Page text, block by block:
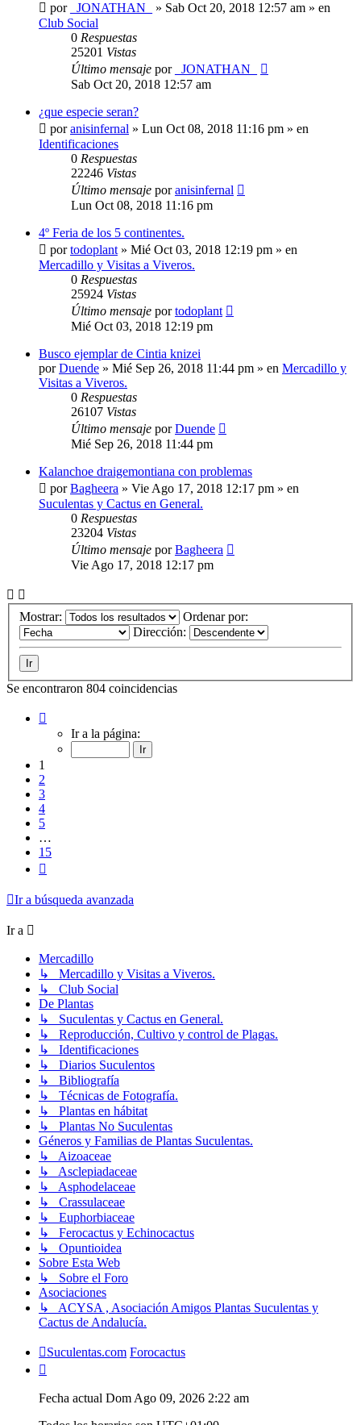
por
_JONATHAN_ » Sab Oct 20, 2018 12:57 am » en
Club Social
0 Respuestas
25201 Vistas
Último mensaje por
_JONATHAN_
Sab Oct 20, 2018 12:57 am
¿que especie seran?
poranisinfernal » Lun Oct 08, 2018 11:16 pm » en
Identificaciones
0 Respuestas
22246 Vistas
Último mensaje poranisinfernal
Lun Oct 08, 2018 11:16 pm
4º Feria de los 5 continentes.
portodoplant » Mié Oct 03, 2018 12:19 pm » en
Mercadillo y Visitas a Viveros.
0 Respuestas
25924 Vistas
Último mensaje portodoplant
Mié Oct 03, 2018 12:19 pm
Busco ejemplar de Cintia knizei
porDuende » Mié Sep 26, 2018 11:44 pm » en Mercadillo y
Visitas a Viveros.
0 Respuestas
26107 Vistas
Último mensaje porDuende
Mié Sep 26, 2018 11:44 pm
Kalanchoe draigemontiana con problemas
porBagheera » Vie Ago 17, 2018 12:17 pm » en
Suculentas y Cactus en General.
0 Respuestas
23204 Vistas
Último mensaje porBagheera
Vie Ago 17, 2018 12:17 pm
Mostrar:
Ordenar por:
Dirección:
Se encontraron 804 coincidencias
Ir a la página:
1
2
3
4
5
…
15
Ir a búsqueda avanzada
Ir a
Mercadillo
↳ Mercadillo y Visitas a Viveros.
↳ Club Social
De Plantas
↳ Suculentas y Cactus en General.
↳ Reproducción, Cultivo y control de Plagas.
↳ Identificaciones
↳ Diarios Suculentos
↳ Bibliografía
↳ Técnicas de Fotografía.
↳ Plantas en hábitat
↳ Plantas No Suculentas
Géneros y Familias de Plantas Suculentas.
↳ Aizoaceae
↳ Asclepiadaceae
↳ Asphodelaceae
↳ Crassulaceae
↳ Euphorbiaceae
↳ Ferocactus y Echinocactus
↳ Opuntioidea
Sobre Esta Web
↳ Sobre el Foro
Asociaciones
↳ ACYSA , Asociación Amigos Plantas Suculentas y
Cactus de Andalucía.
Suculentas.com Forocactus
Fecha actual Dom Ago 09, 2026 2:22 am